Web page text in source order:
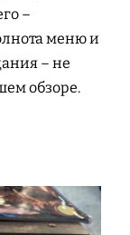
–
меню и
– не
обзоре.